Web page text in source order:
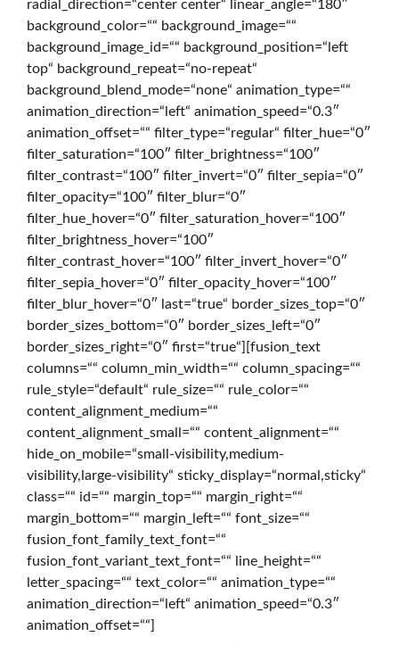
o
n
radial_direction=“center center“ linear_angle=“180″
background_color=““ background_image=““
background_image_id=““ background_position=“left
top“ background_repeat=“no-repeat“
background_blend_mode=“none“ animation_type=““
animation_direction=“left“ animation_speed=“0.3″
animation_offset=““ filter_type=“regular“ filter_hue=“0″
filter_saturation=“100″ filter_brightness=“100″
filter_contrast=“100″ filter_invert=“0″ filter_sepia=“0″
filter_opacity=“100″ filter_blur=“0″
filter_hue_hover=“0″ filter_saturation_hover=“100″
filter_brightness_hover=“100″
filter_contrast_hover=“100″ filter_invert_hover=“0″
filter_sepia_hover=“0″ filter_opacity_hover=“100″
filter_blur_hover=“0″ last=“true“ border_sizes_top=“0″
border_sizes_bottom=“0″ border_sizes_left=“0″
border_sizes_right=“0″ first=“true“][fusion_text
columns=““ column_min_width=““ column_spacing=““
rule_style=“default“ rule_size=““ rule_color=““
content_alignment_medium=““
content_alignment_small=““ content_alignment=““
hide_on_mobile=“small-visibility,medium-
visibility,large-visibility“ sticky_display=“normal,sticky“
class=““ id=““ margin_top=““ margin_right=““
margin_bottom=““ margin_left=““ font_size=““
fusion_font_family_text_font=““
fusion_font_variant_text_font=““ line_height=““
letter_spacing=““ text_color=““ animation_type=““
animation_direction=“left“ animation_speed=“0.3″
animation_offset=““]